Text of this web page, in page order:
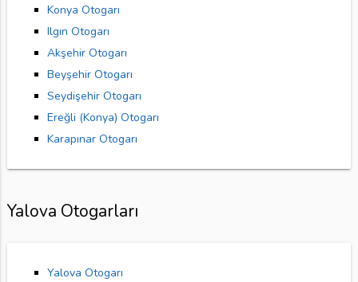
Konya Otogarı
Ilgın Otogarı
Akşehir Otogarı
Beyşehir Otogarı
Seydişehir Otogarı
Ereğli (Konya) Otogarı
Karapınar Otogarı
Yalova Otogarları
Yalova Otogarı